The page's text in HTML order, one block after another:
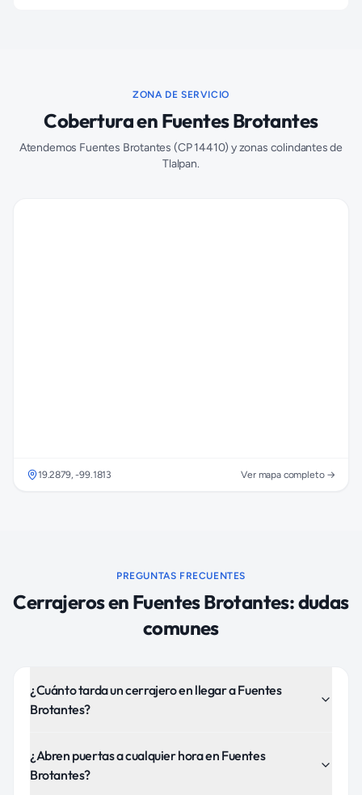
ZONA DE SERVICIO
Cobertura en Fuentes Brotantes
Atendemos Fuentes Brotantes (CP14410) y zonas colindantes de
Tlalpan.
19.2879,-99.1813 Ver mapa completo →
PREGUNTAS FRECUENTES
Cerrajerosen Fuentes Brotantes: dudas
comunes
¿Cuánto tarda un cerrajero en llegar a Fuentes
Brotantes?
¿Abren puertas a cualquier hora en Fuentes
Brotantes?